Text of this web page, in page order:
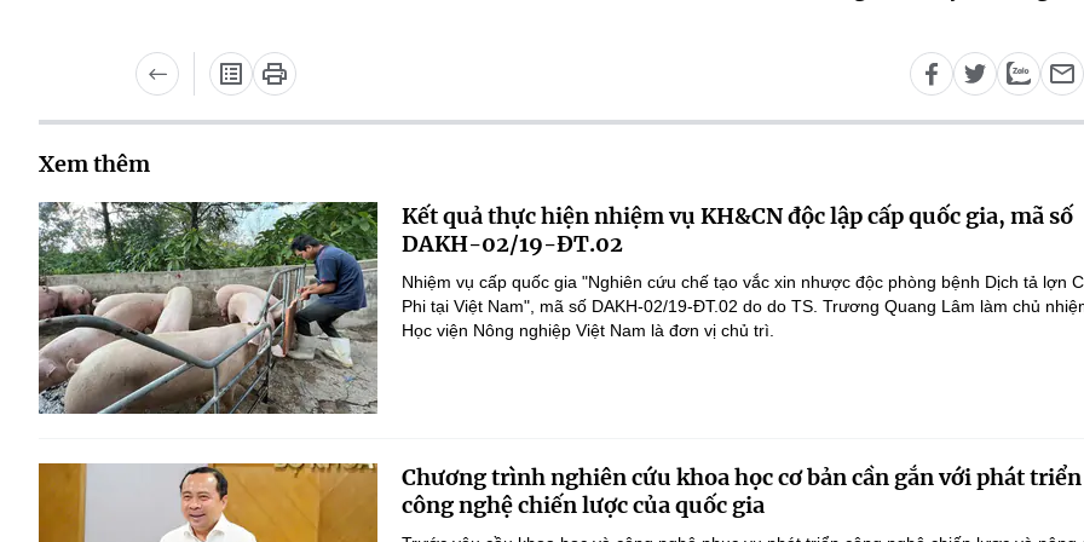
Xem thêm
Kết quả thực hiện nhiệm vụ KH&CN độc lập cấp quốc gia, mã số
DAKH-02/19-ĐT.02
Nhiệm vụ cấp quốc gia "Nghiên cứu chế tạo vắc xin nhược độc phòng bệnh Dịch tả lợn
Phi tại Việt Nam", mã số DAKH-02/19-ĐT.02 do do TS. Trương Quang Lâm làm chủ
Học viện Nông nghiệp Việt Nam là đơn vị chủ trì.
Chương trình nghiên cứu khoa học cơ bản cần gắn với phát triển
công nghệ chiến lược của quốc gia